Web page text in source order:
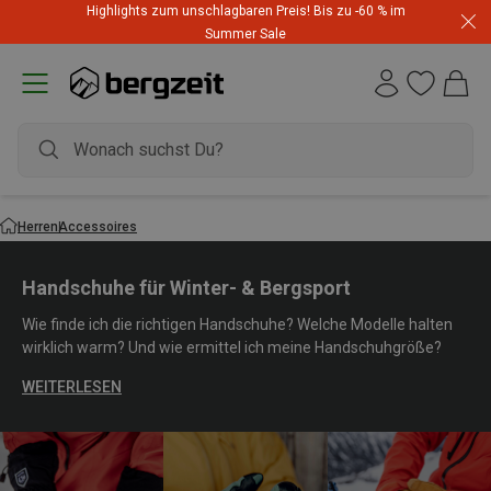
Highlights zum unschlagbaren Preis! Bis zu -60 % im
Summer Sale
HerrenAccessoires
Handschuhe für Winter- & Bergsport
Wie finde ich die richtigen Handschuhe? Welche Modelle halten
wirklich warm? Und wie ermittel ich meine Handschuhgröße?
WEITERLESEN